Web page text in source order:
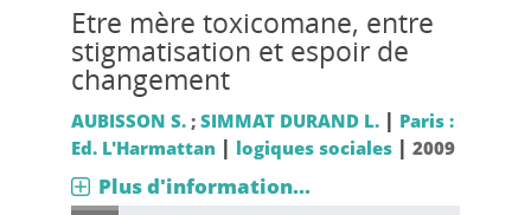
Etre mère toxicomane, entre
stigmatisation et espoir de
changement
AUBISSON S.; SIMMAT DURAND L. | Paris :
Ed. L'Harmattan | logiques sociales| 2009
Plus d'information...